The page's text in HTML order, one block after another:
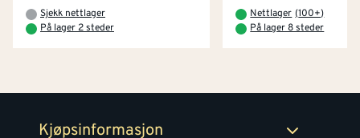
Sjekk nettlager
På lager 2 steder
Nettlager (100+)
På lager 8 steder
Kjøpsinformasjon
Retur- og angrerettsskjema
Montér Klubb
Prismatch